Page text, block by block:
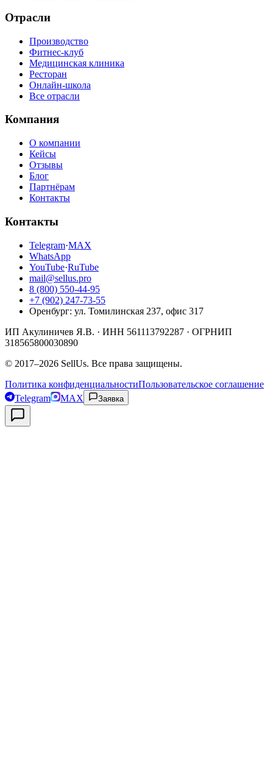
Отрасли
Производство
Фитнес-клуб
Медицинская клиника
Ресторан
Онлайн-школа
Все отрасли
Компания
О компании
Кейсы
Отзывы
Блог
Партнёрам
Контакты
Контакты
Telegram·MAX
WhatsApp
YouTube·RuTube
mail@sellus.pro
8 (800) 550-44-95
+7 (902) 247-73-55
Оренбург: ул. Томилинская 237, офис 317
ИП Акулиничев Я.В. · ИНН 561113792287 · ОГРНИП
318565800030890
© 2017–2026 SellUs. Все права защищены.
Политика конфиденциальностиПользовательское соглашение
Telegram
MAX Заявка